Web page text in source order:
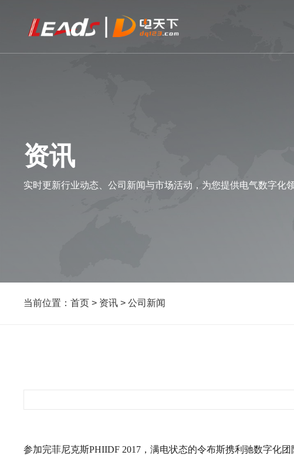
资讯
实时更新行业动态、公司新闻与市场活动，为您提供电气数字化
当前位置：首页 > 资讯 >公司新闻
参加完菲尼克斯PHIIDF 2017，满电状态的令布斯携利驰数字化